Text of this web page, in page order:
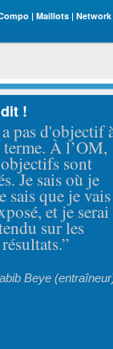
| Maillots | Network
!
pas d'objectif
À l’OM,
sont
Je sais où je
sais que je vais
et je serai
sur les
résultats.”
Beye